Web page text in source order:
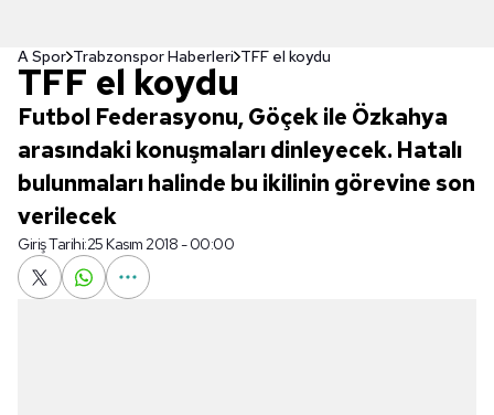
A Spor Trabzonspor Haberleri TFF el koydu
TFF el koydu
Futbol Federasyonu, Göçek ile Özkahya
arasındaki konuşmaları dinleyecek. Hatalı
bulunmaları halinde bu ikilinin görevine son
verilecek
Giriş Tarihi:25 Kasım 2018 - 00:00